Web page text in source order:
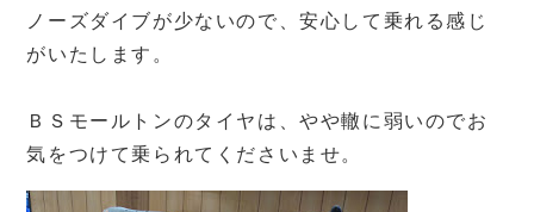
ノーズダイブが少ないので、安心して乗れる感じ
がいたします。
ＢＳモールトンのタイヤは、やや轍に弱いのでお
気をつけて乗られてくださいませ。